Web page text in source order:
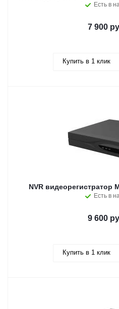
Есть в
7 900
Купить в 1 клик
NVR видеорегистратор
Есть в
9 600
Купить в 1 клик